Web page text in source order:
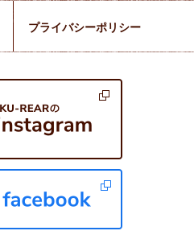
プライバシーポリシー